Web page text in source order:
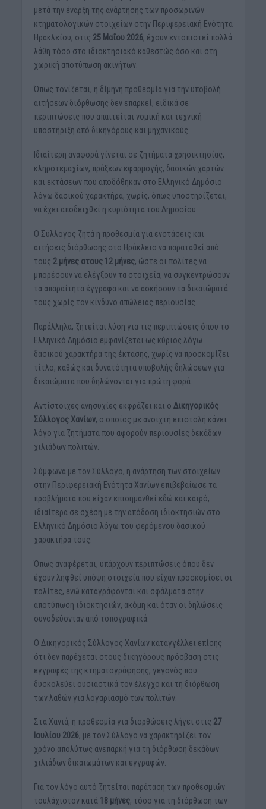
μετά την έναρξη της ανάρτησης των προσωρινών
κτηματολογικών στοιχείων στην Περιφερειακή Ενότητα
Ηρακλείου, στις 25 Μαΐου 2026, έχουν εντοπιστεί πολλά
λάθη τόσο στο ιδιοκτησιακό καθεστώς όσο και στη
χωρική αποτύπωση ακινήτων.
Όπως τονίζεται, η δίμηνη προθεσμία για την υποβολή
αιτήσεων διόρθωσης δεν επαρκεί, ειδικά σε
περιπτώσεις που απαιτείται νομική και τεχνική
υποστήριξη από δικηγόρους και μηχανικούς.
Ιδιαίτερη αναφορά γίνεται σε ζητήματα χρησικτησίας,
κληροτεμαχίων, πράξεων εφαρμογής, δασικών χαρτών
και εκτάσεων που αποδόθηκαν στο Ελληνικό Δημόσιο
λόγω δασικού χαρακτήρα, χωρίς, όπως υποστηρίζεται,
να έχει αποδειχθεί η κυριότητα του Δημοσίου.
Ο Σύλλογος ζητά η προθεσμία για ενστάσεις και
αιτήσεις διόρθωσης στο Ηράκλειο να παραταθεί από
τους 2 μήνες στους 12 μήνες, ώστε οι πολίτες να
μπορέσουν να ελέγξουν τα στοιχεία, να συγκεντρώσουν
τα απαραίτητα έγγραφα και να ασκήσουν τα δικαιώματά
τους χωρίς τον κίνδυνο απώλειας περιουσίας.
Παράλληλα, ζητείται λύση για τις περιπτώσεις όπου το
Ελληνικό Δημόσιο εμφανίζεται ως κύριος λόγω
δασικού χαρακτήρα της έκτασης, χωρίς να προσκομίζει
τίτλο, καθώς και δυνατότητα υποβολής δηλώσεων για
δικαιώματα που δηλώνονται για πρώτη φορά.
Αντίστοιχες ανησυχίες εκφράζει και ο Δικηγορικός
Σύλλογος Χανίων, ο οποίος με ανοιχτή επιστολή κάνει
λόγο για ζητήματα που αφορούν περιουσίες δεκάδων
χιλιάδων πολιτών.
Σύμφωνα με τον Σύλλογο, η ανάρτηση των στοιχείων
στην Περιφερειακή Ενότητα Χανίων επιβεβαίωσε τα
προβλήματα που είχαν επισημανθεί εδώ και καιρό,
ιδιαίτερα σε σχέση με την απόδοση ιδιοκτησιών στο
Ελληνικό Δημόσιο λόγω του φερόμενου δασικού
χαρακτήρα τους.
Όπως αναφέρεται, υπάρχουν περιπτώσεις όπου δεν
έχουν ληφθεί υπόψη στοιχεία που είχαν προσκομίσει οι
πολίτες, ενώ καταγράφονται και σφάλματα στην
αποτύπωση ιδιοκτησιών, ακόμη και όταν οι δηλώσεις
συνοδεύονταν από τοπογραφικά.
Ο Δικηγορικός Σύλλογος Χανίων καταγγέλλει επίσης
ότι δεν παρέχεται στους δικηγόρους πρόσβαση στις
εγγραφές της κτηματογράφησης, γεγονός που
δυσκολεύει ουσιαστικά τον έλεγχο και τη διόρθωση
των λαθών για λογαριασμό των πολιτών.
Στα Χανιά, η προθεσμία για διορθώσεις λήγει στις 27
Ιουλίου 2026, με τον Σύλλογο να χαρακτηρίζει τον
χρόνο απολύτως ανεπαρκή για τη διόρθωση δεκάδων
χιλιάδων δικαιωμάτων και εγγραφών.
Για τον λόγο αυτό ζητείται παράταση των προθεσμιών
τουλάχιστον κατά 18 μήνες, τόσο για τη διόρθωση των